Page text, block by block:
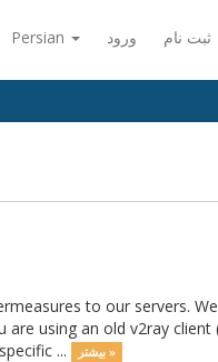
Persian ورود ثبت نام
to our servers.
using an old v2ray client
...
بیشتر »